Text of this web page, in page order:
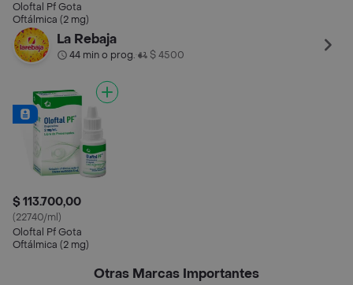
Oloftal Pf Gota
Oftálmica (2 mg)
La Rebaja
44 min o prog.• $ 4500
$ 113.700,00
(22740/ml)
Oloftal Pf Gota
Oftálmica (2 mg)
Otras Marcas Importantes